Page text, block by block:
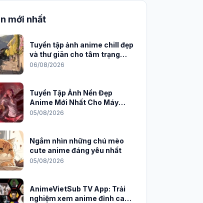
mới nhất
Tuyển tập ảnh anime chill đẹp
và thư giãn cho tâm trạng
2026
06/08/2026
Tuyển Tập Ảnh Nền Đẹp
Anime Mới Nhất Cho Máy
Tính 2026
05/08/2026
Ngắm nhìn những chú mèo
cute anime đáng yêu nhất
05/08/2026
AnimeVietSub TV App: Trải
nghiệm xem anime đỉnh cao